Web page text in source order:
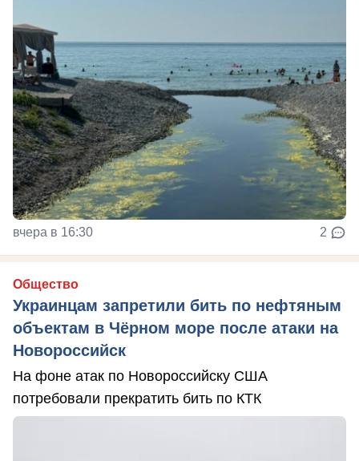
вчера в 16:30 2
Общество
Украинцам запретили бить по нефтяным
объектам в Чёрном море после атаки на
Новороссийск
На фоне атак по Новороссийску США
потребовали прекратить бить по КТК